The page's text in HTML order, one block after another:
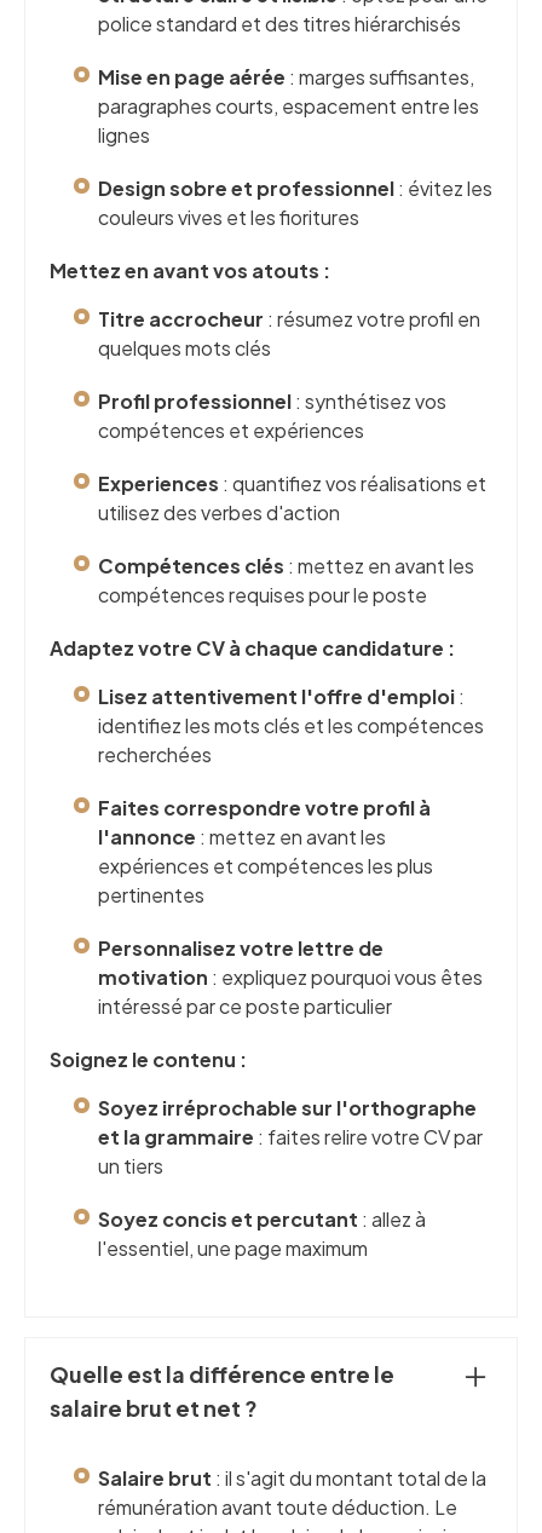
police standard et des titres hiérarchisés
Mise en page aérée : marges suffisantes,
paragraphes courts, espacement entre les
lignes
Design sobre et professionnel: évitez les
couleurs vives et les fioritures
Mettez en avant vos atouts :
Titre accrocheur : résumez votre profil en
quelques mots clés
Profil professionnel: synthétisez vos
compétences et expériences
Experiences : quantifiez vos réalisations et
utilisez des verbes d'action
Compétences clés : mettez en avant les
compétences requises pour le poste
Adaptez votre CV à chaque candidature :
Lisez attentivement l'offre d'emploi:
identifiez les mots clés et les compétences
recherchées
Faites correspondre votre profil à
l'annonce : mettez en avant les
expériences et compétences les plus
pertinentes
Personnalisez votre lettre de
motivation : expliquez pourquoi vous êtes
intéressé par ce poste particulier
Soignez le contenu :
Soyez irréprochable sur l'orthographe
et la grammaire : faites relire votre CV par
un tiers
Soyez concis et percutant : allez à
l'essentiel, une page maximum
Quelle est la différence entre le
salaire brut et net ?
Salaire brut : il s'agit du montant total de la
rémunération avant toute déduction. Le